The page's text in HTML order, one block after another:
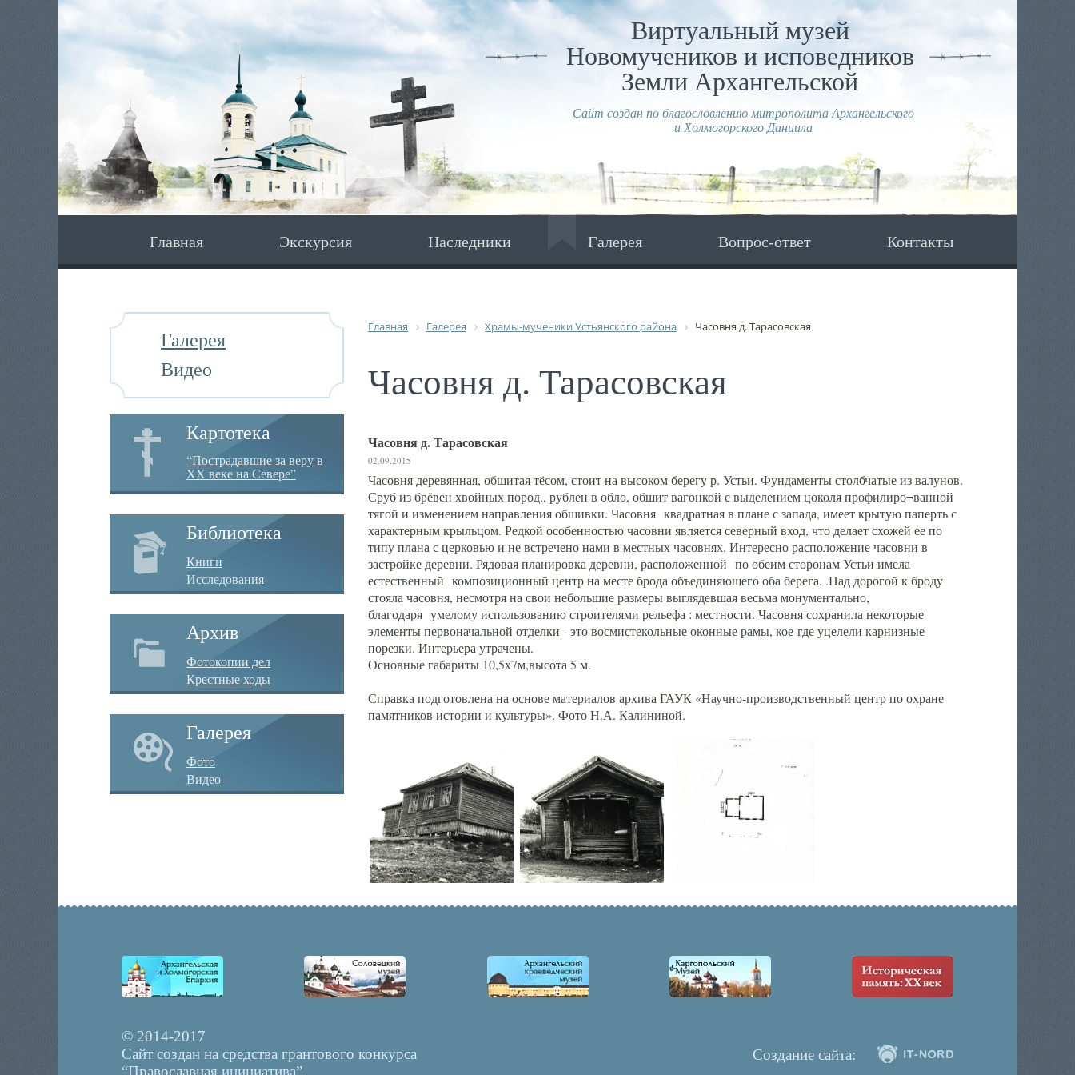
Виртуальный музей
Новомучеников и исповедников
Земли Архангельской
Сайт создан по благословлению митрополита Архангельского
и Холмогорского Даниила
Главная Экскурсия Наследники Галерея Вопрос-ответ Контакты
Галерея
Видео
Картотека
“Пострадавшие за веру в
XX веке на Севере”
Библиотека
Книги
Исследования
Архив
Фотокопии дел
Крестные ходы
Галерея
Фото
Видео
Главная Галерея Храмы-мученики Устьянского района Часовня д. Тарасовская
Часовня д. Тарасовская
Часовня д. Тарасовская
02.09.2015
Часовня деревянная, обшитая тёсом, стоит на высоком берегу р. Устьи. Фундаменты столбчатые из валунов.
Сруб из брёвен хвойных пород., рублен в обло, обшит вагонкой с выделением цоколя профилиро¬ванной
тягой и изменением направления обшивки. Часовня квадратная в плане с запада, имеет крытую паперть с
характерным крыльцом. Редкой особенностью часовни является северный вход, что делает схожей ее по
типу плана с церковью и не встречено нами в местных часовнях. Интересно расположение часовни в
застройке деревни. Рядовая планировка деревни, расположенной по обеим сторонам Устьи имела
естественный композиционный центр на месте брода объединяющего оба берега. .Над дорогой к броду
стояла часовня, несмотря на свои небольшие размеры выглядевшая весьма монументально,
благодаря умелому использованию строителями рельефа : местности. Часовня сохранила некоторые
элементы первоначальной отделки - это восмистекольные оконные рамы, кое-где уцелели карнизные
порезки. Интерьера утрачены.
Основные габариты 10,5x7м,высота 5 м.
Справка подготовлена на основе материалов архива ГАУК «Научно-производственный центр по охране
памятников истории и культуры». Фото Н.А. Калининой.
© 2014-2017
Сайт создан на средства грантового конкурса
“Православная инициатива”
Создание сайта: